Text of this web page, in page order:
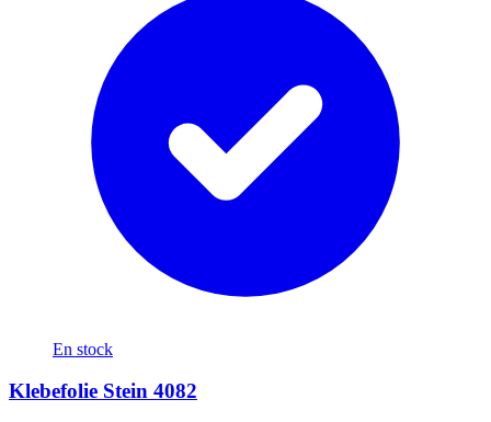
En stock
Klebefolie Stein 4082